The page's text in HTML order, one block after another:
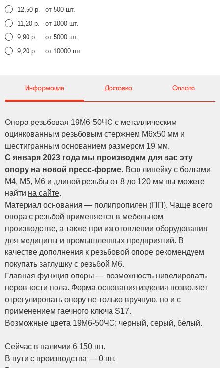
12,50 р.
от 500 шт.
11,20 р.
от 1000 шт.
9,90 р.
от 5000 шт.
9,20 р.
от 10000 шт.
Информация Доставка Оплата
Опора резьбовая 19М6-50ЧС с металлическим
оцинкованным резьбовым стержнем M6x50 мм и
шестигранным основанием размером 19 мм.
С января 2023 года мы производим для вас эту
опору на новой пресс-форме. Всю линейку с болтами
М4, М5, М6 и длиной резьбы от 8 до 120 мм вы можете
найти на сайте.
Материал основания — полипропилен (ПП). Чаще всего
опора с резьбой применяется в мебельном
производстве, а также при изготовлении оборудования
для медицины и промышленных предприятий. В
качестве дополнения к резьбовой опоре рекомендуем
покупать заглушку с резьбой М6.
Главная функция опоры — возможность нивелировать
неровности пола. Форма основания изделия позволяет
отрегулировать опору не только вручную, но и с
применением гаечного ключа S17.
Возможные цвета 19М6-50ЧС: черный, серый, белый.
Сейчас в наличии 6 150 шт.
В пути с производства — 0 шт.